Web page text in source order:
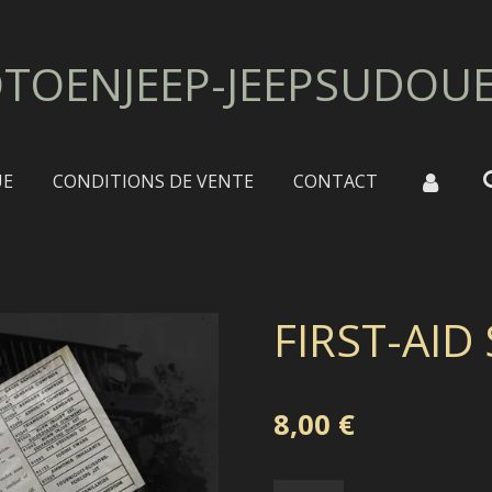
CONDITIONS DE VENTE CONTACT
FIRST-AID
8,00 €